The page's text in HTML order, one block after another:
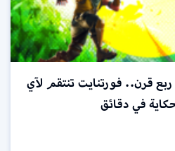
قرن.. فورتنايت تنتقم لآي
في دقائق